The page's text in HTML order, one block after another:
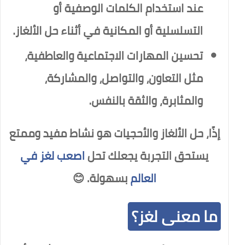
عند استخدام الكلمات الوصفية أو
التسلسلية أو المكانية في أثناء حل الألغاز.
تحسين المهارات الاجتماعية والعاطفية،
مثل التعاون، والتواصل، والمشاركة،
والمثابرة، والثقة بالنفس.
إذًا، حل الألغاز والأحجيات هو نشاط مفيد وممتع
يستحق التجربة يجعلك تحلاصعب لغز في
العالمبسهولة. 😊
ما معنى لغز؟